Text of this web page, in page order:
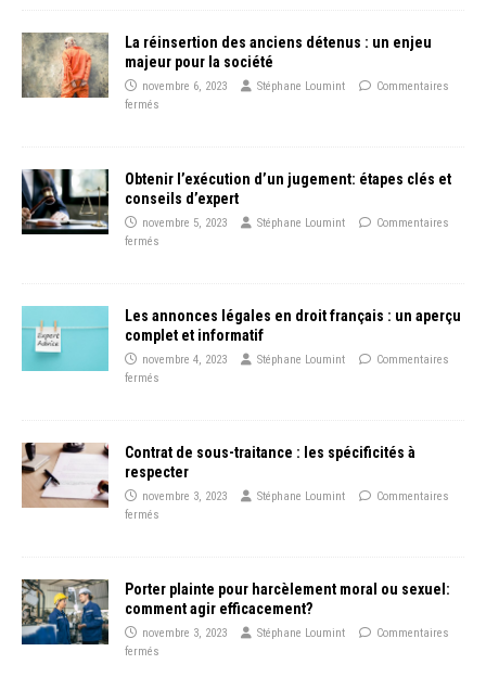
La réinsertion des anciens détenus : un enjeu
majeur pour la société
novembre 6, 2023 Stéphane Loumint
Commentaires
fermés
Obtenir l’exécution d’un jugement: étapes clés et
conseils d’expert
novembre 5, 2023 Stéphane Loumint
Commentaires
fermés
Les annonces légales en droit français : un aperçu
complet et informatif
novembre 4, 2023 Stéphane Loumint
Commentaires
fermés
Contrat de sous-traitance : les spécificités à
respecter
novembre 3, 2023 Stéphane Loumint
Commentaires
fermés
Porter plainte pour harcèlement moral ou sexuel:
comment agir efficacement?
novembre 3, 2023 Stéphane Loumint
Commentaires
fermés